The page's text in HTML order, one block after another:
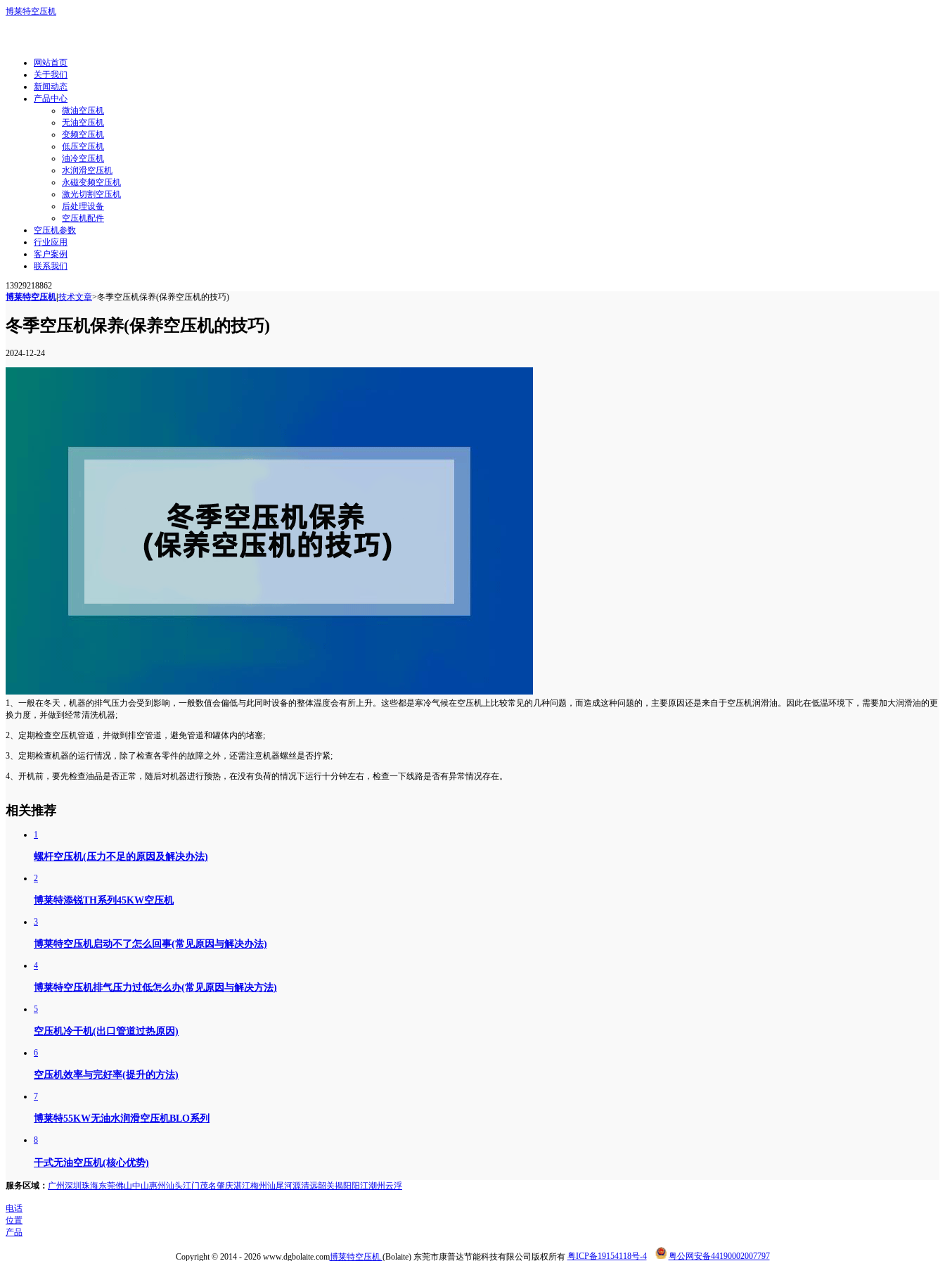
博莱特空压机
网站首页
关于我们
新闻动态
产品中心
微油空压机
无油空压机
变频空压机
低压空压机
油冷空压机
水润滑空压机
永磁变频空压机
激光切割空压机
后处理设备
空压机配件
空压机参数
行业应用
客户案例
联系我们
13929218862
博莱特空压机|技术文章>冬季空压机保养(保养空压机的技巧)
冬季空压机保养(保养空压机的技巧)
2024-12-24
1、一般在冬天，机器的排气压力会受到影响，一般数值会偏低与此同时设备的整体温度会有所上升。这些都是寒冷气候在空压机上比较常见的几种问题，而造成这种问题的，主要原因还是来自于空压机润滑油。因此在低温环境下，需要加大润滑油的更
换力度，并做到经常清洗机器;
2、定期检查空压机管道，并做到排空管道，避免管道和罐体内的堵塞;
3、定期检查机器的运行情况，除了检查各零件的故障之外，还需注意机器螺丝是否拧紧;
4、开机前，要先检查油品是否正常，随后对机器进行预热，在没有负荷的情况下运行十分钟左右，检查一下线路是否有异常情况存在。
相关推荐
1
螺杆空压机(压力不足的原因及解决办法)
2
博莱特添锐TH系列45KW空压机
3
博莱特空压机启动不了怎么回事(常见原因与解决办法)
4
博莱特空压机排气压力过低怎么办(常见原因与解决方法)
5
空压机冷干机(出口管道过热原因)
6
空压机效率与完好率(提升的方法)
7
博莱特55KW无油水润滑空压机BLO系列
8
干式无油空压机(核心优势)
服务区域： 广州深圳 珠海东莞佛山中山惠州汕头江门茂名肇庆湛江梅州汕尾河源清远韶关揭阳阳江潮州云浮
电话
位置
产品
Copyright © 2014 - 2026 www.dgbolaite.com博莱特空压机 (Bolaite) 东莞市康普达节能科技有限公司版权所有 粤ICP备19154118号-4 粤公网安备44190002007797